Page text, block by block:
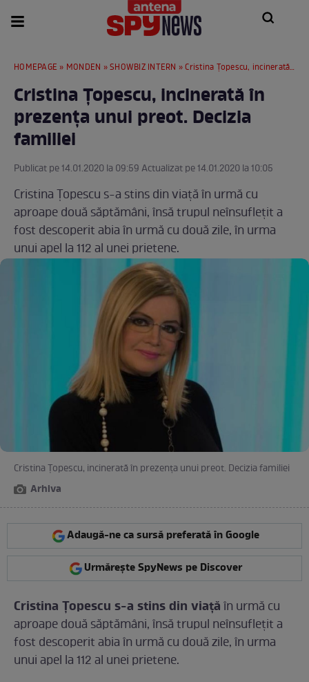
HOMEPAGE » MONDEN »SHOWBIZ INTERN » Cristina Țopescu, incinerată în prezența unui preot. Decizia familiei
Cristina Țopescu, incinerată în
prezența unui preot. Decizia
familiei
Publicat pe 14.01.2020 la 09:59 Actualizat pe 14.01.2020 la 10:05
Cristina Țopescu s-a stins din viață în urmă cu
aproape două săptămâni, însă trupul neînsuflețit a
fost descoperit abia în urmă cu două zile, în urma
unui apel la 112 al unei prietene.
Cristina Țopescu, incinerată în prezența unui preot. Decizia familiei
Arhiva
Adaugă-ne ca sursă preferată în Google
Urmărește SpyNews pe Discover
Cristina Țopescu s-a stins din viațăîn urmă cu
aproape două săptămâni, însă trupul neînsuflețit a
fost descoperit abia în urmă cu două zile, în urma
unui apel la 112 al unei prietene.